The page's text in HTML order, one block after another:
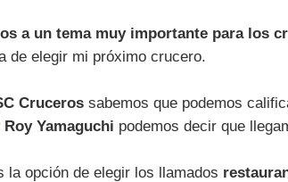
a un tema muy importante para los
de elegir mi próximo crucero.
Cruceros sabemos que podemos
Yamaguchi podemos decir que
la opción de elegir los llamados